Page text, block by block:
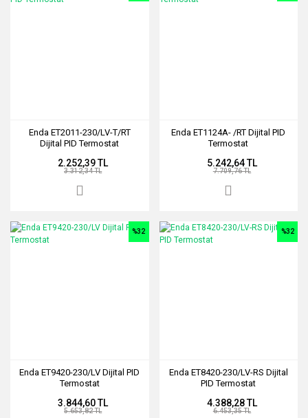
Enda ET2011-230/LV-T/RT
Dijital PID Termostat
2.252,39 TL
3.312,34 TL
Enda ET1124A- /RT Dijital PID
Termostat
5.242,64 TL
7.709,76 TL
Enda ET9420-230/LV Dijital PID
Termostat
%32
3.844,60 TL
5.653,82 TL
Enda ET8420-230/LV-RS Dijital
PID Termostat
%32
4.388,28 TL
6.453,35 TL